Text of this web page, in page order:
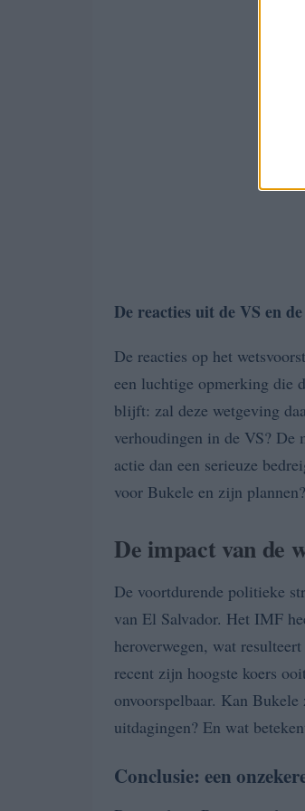
De reacties uit de VS en
De reacties op het
een luchtige opmerking die
blijft: zal deze wetgeving
verhoudingen in de VS? De
actie dan een serieuze
voor Bukele en zijn plannen?
De impact van de
De voortdurende politieke
van El Salvador. Het IMF
heroverwegen, wat
recent zijn hoogste koers
onvoorspelbaar. Kan
uitdagingen? En wat
Conclusie: een